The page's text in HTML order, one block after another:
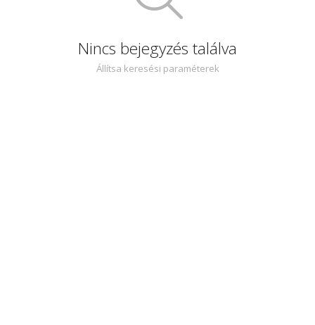
Nincs bejegyzés találva
Állítsa keresési paraméterek